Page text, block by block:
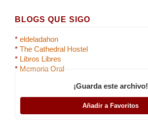
BLOGS QUE SIGO
* eldeladahon
* The Cathedral Hostel
* Libros Libres
* Memoria Oral
¡Guarda este archivo!
Añadir a Favoritos